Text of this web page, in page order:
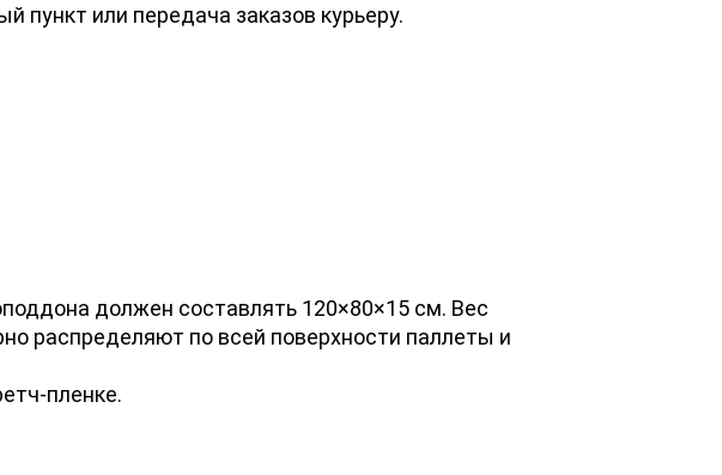
пункт или передача заказов курьеру.
должен составлять 120×80×15 см. Вес
распределяют по всей поверхности паллеты и
пленке.